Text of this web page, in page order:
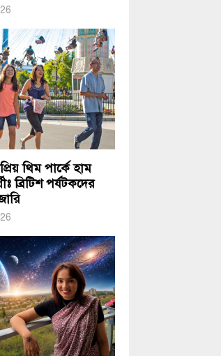
থিম পার্কে হাম
ব্রিটিশ পর্যটকদের